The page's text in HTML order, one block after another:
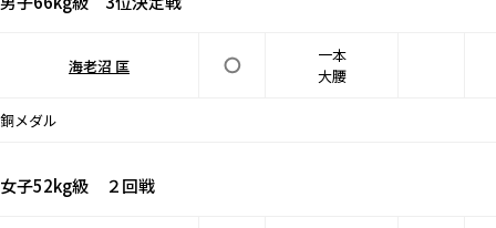
海老沼 匡
一本
大腰
銅メダル
女子52kg級 ２回戦